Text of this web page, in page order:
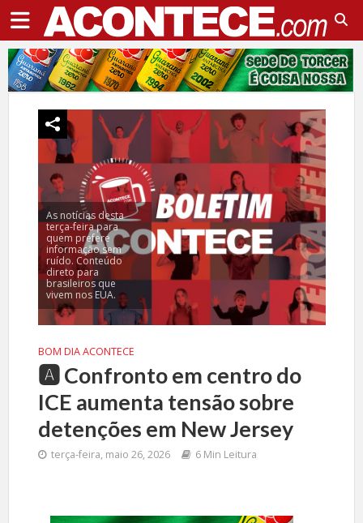
As notícias desta
terça-feira para
quem prefere
informação sem
ruído. Conteúdo
direto para
brasileiros que
vivem nos EUA.
BOM DIA ACONTECE
🅰️ Confronto em centro do
ICE aumenta tensão sobre
detenções em New Jersey
terça-feira, maio 26, 2026 6 Min Leitura